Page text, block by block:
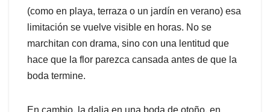
(como en playa, terraza o un jardín en verano) esa
limitación se vuelve visible en horas. No se
marchitan con drama, sino con una lentitud que
hace que la flor parezca cansada antes de que la
boda termine.